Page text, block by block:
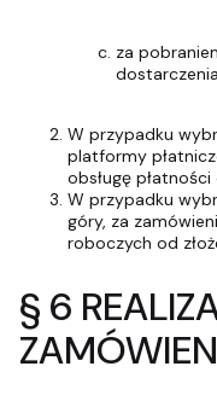
za
W przypadku
platformy
obsługę
W przypadku
góry, za
roboczych od
§ 6